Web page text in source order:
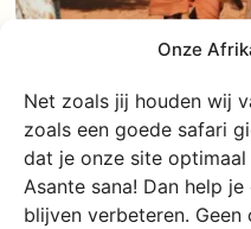
Onze
Net zoals jij houden wij
zoals een goede safari
dat je onze site
Asante sana! Dan help
blijven verbeteren.
6.